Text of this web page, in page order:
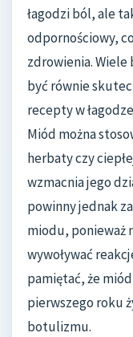
łagodzi ból, ale
odpornościowy,
zdrowienia.
być równie
recepty w
Miód można
herbaty czy
wzmacnia jego
powinny jednak
miodu, ponieważ
wywoływać
pamiętać, że
pierwszego roku
botulizmu.